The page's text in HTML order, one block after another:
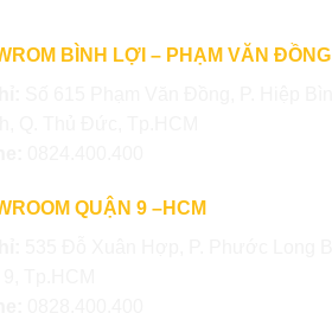
BÌNH LỢI – PHẠM VĂN ĐỒNG
QUẬN 9 –HCM